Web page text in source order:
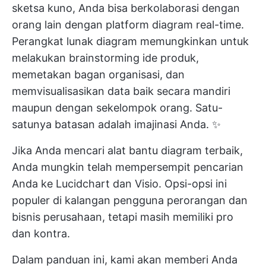
sketsa kuno, Anda bisa berkolaborasi dengan
orang lain dengan platform diagram real-time.
Perangkat lunak diagram memungkinkan untuk
melakukan brainstorming ide produk,
memetakan bagan organisasi, dan
memvisualisasikan data baik secara mandiri
maupun dengan sekelompok orang. Satu-
satunya batasan adalah imajinasi Anda. ✨
Jika Anda mencari alat bantu diagram terbaik,
Anda mungkin telah mempersempit pencarian
Anda ke Lucidchart dan Visio. Opsi-opsi ini
populer di kalangan pengguna perorangan dan
bisnis perusahaan, tetapi masih memiliki pro
dan kontra.
Dalam panduan ini, kami akan memberi Anda